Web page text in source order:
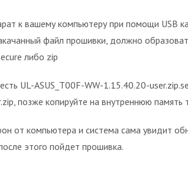
к вашему компьютеру при помощи USB
файл прошивки, должно
либо zip
UL-ASUS_T00F-WW-1.15.40.20-
позже копируйте на внутреннюю память
от компьютера и система сама увидит
этого пойдет прошивка.